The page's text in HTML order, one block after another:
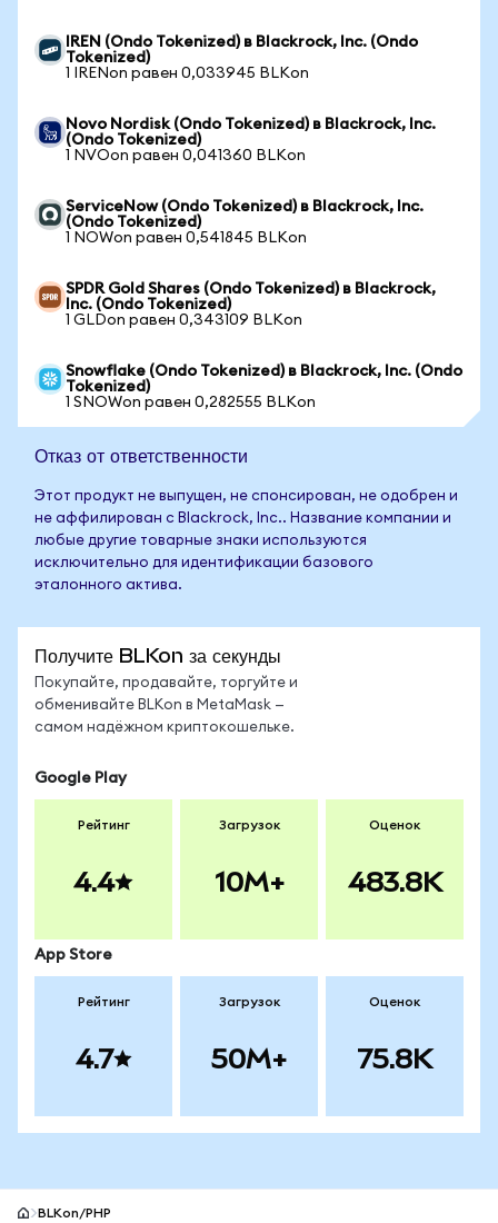
IREN (Ondo Tokenized) в Blackrock, Inc. (Ondo
Tokenized)
1 IRENon равен 0,033945 BLKon
Novo Nordisk (Ondo Tokenized) в Blackrock, Inc.
(Ondo Tokenized)
1 NVOon равен 0,041360 BLKon
ServiceNow (Ondo Tokenized) в Blackrock, Inc.
(Ondo Tokenized)
1 NOWon равен 0,541845 BLKon
SPDR Gold Shares (Ondo Tokenized) в Blackrock,
Inc. (Ondo Tokenized)
1 GLDon равен 0,343109 BLKon
Snowflake (Ondo Tokenized) в Blackrock, Inc. (Ondo
Tokenized)
1 SNOWon равен 0,282555 BLKon
Отказ от ответственности
Этот продукт не выпущен, не спонсирован, не одобрен и
не аффилирован с Blackrock, Inc.. Название компании и
любые другие товарные знаки используются
исключительно для идентификации базового
эталонного актива.
Получите BLKon за секунды
Покупайте, продавайте, торгуйте и
обменивайте BLKon в MetaMask —
самом надёжном криптокошельке.
Google Play
Рейтинг
4.4
Загрузок
10M+
Оценок
483.8K
App Store
Рейтинг
4.7
Загрузок
50M+
Оценок
75.8K
BLKon/PHP